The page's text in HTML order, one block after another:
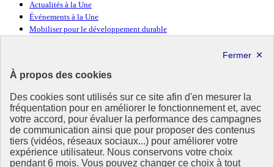
À propos des cookies
Des cookies sont utilisés sur ce site afin d'en mesurer la
fréquentation pour en améliorer le fonctionnement et, avec
votre accord, pour évaluer la performance des campagnes
de communication ainsi que pour proposer des contenus
tiers (vidéos, réseaux sociaux...) pour améliorer votre
expérience utilisateur. Nous conservons votre choix
pendant 6 mois. Vous pouvez changer ce choix à tout
Actualités à la Une
Événements à la Une
Mobiliser pour le développement durable
Ressources
Ressources
La Méth’ODD
Gouvernement
Ce site propose l’information de référence concernant l’Agenda